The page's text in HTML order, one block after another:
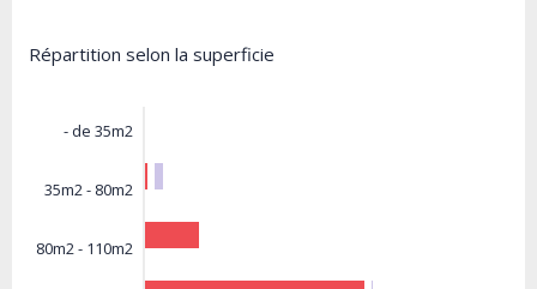
Répartition selon la superficie
- de 35m2
35m2 - 80m2
80m2 - 110m2